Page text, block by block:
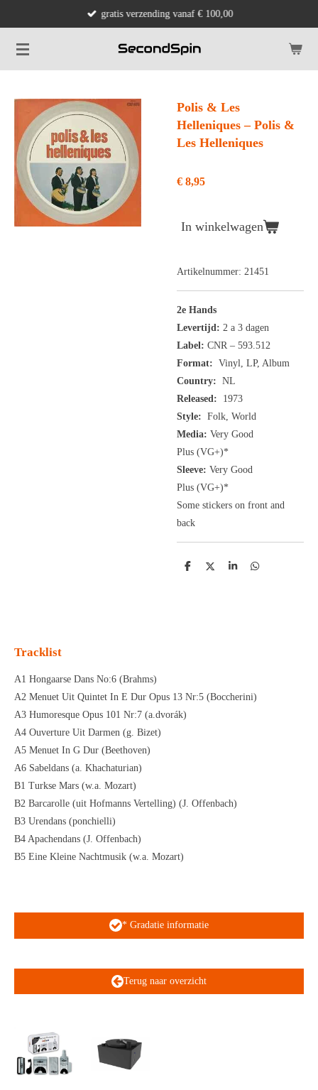
naar
de
gratis verzending vanaf € 100,00
Polis & Les
Helleniques ‎– Polis &
Les Helleniques
€ 8,95
In winkelwagen
Artikelnummer: 21451
2e Hands
Levertijd: 2 a 3 dagen
Label: CNR ‎– 593.512
Format: Vinyl, LP, Album
Country: NL
Released: 1973
Style: Folk, World
Media: Very Good
Plus (VG+)*
Sleeve: Very Good
Plus (VG+)*
Some stickers on front and
back
D
D
S
D
Tracklist
A1 Hongaarse Dans No:6 (Brahms)
A2 Menuet Uit Quintet In E Dur Opus 13 Nr:5 (Boccherini)
A3 Humoresque Opus 101 Nr:7 (a.dvorák)
A4 Ouverture Uit Darmen (g. Bizet)
A5 Menuet In G Dur (Beethoven)
A6 Sabeldans (a. Khachaturian)
B1 Turkse Mars (w.a. Mozart)
B2 Barcarolle (uit Hofmanns Vertelling) (J. Offenbach)
B3 Urendans (ponchielli)
B4 Apachendans (J. Offenbach)
B5 Eine Kleine Nachtmusik (w.a. Mozart)
* Gradatie informatie
Terug naar overzicht